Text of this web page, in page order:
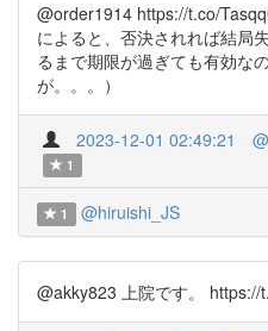
@order1914 https://t.co/
によると、否決されれば結局
るまで期限が過ぎても有効な
が。。。）
2023-12-01 02:49:21
1
1 @hiruishi_JS
@akky823 上院です。 https://